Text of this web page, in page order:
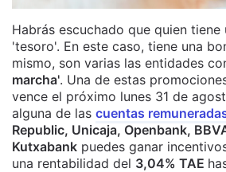
Habrás escuchado que quien tiene
'tesoro'. En este caso, tiene una
mismo, son varias las entidades
marcha'. Una de estas
vence el próximo lunes 31 de
alguna de las cuentas
Republic, Unicaja, Openbank,
Kutxabank puedes ganar
una rentabilidad del 3,04% TAE